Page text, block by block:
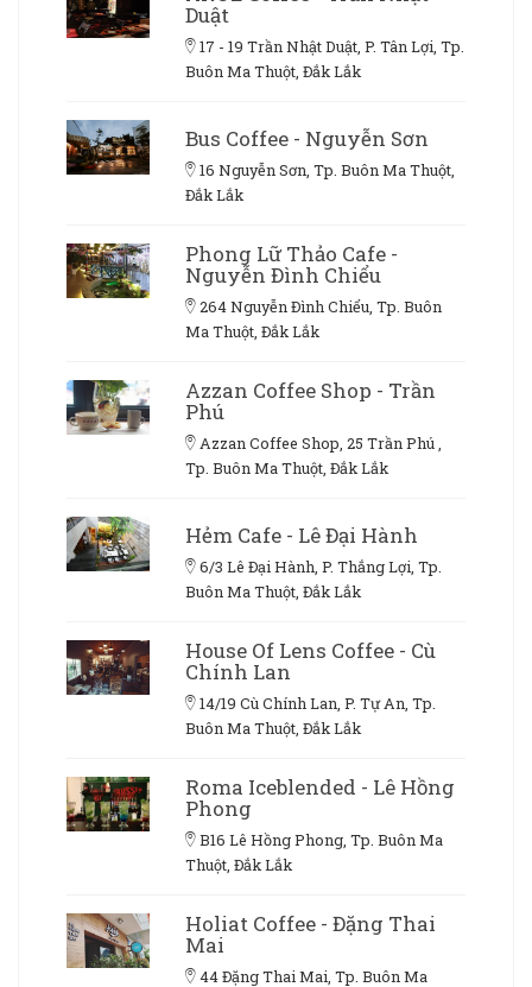
Duật
17 - 19 Trần Nhật Duật, P. Tân Lợi, Tp.
Buôn Ma Thuột, Đắk Lắk
Bus Coffee - Nguyễn Sơn
16 Nguyễn Sơn, Tp. Buôn Ma Thuột,
Đắk Lắk
Phong Lữ Thảo Cafe -
Nguyễn Đình Chiểu
264 Nguyễn Đình Chiểu, Tp. Buôn
Ma Thuột, Đắk Lắk
Azzan Coffee Shop - Trần
Phú
Azzan Coffee Shop, 25 Trần Phú ,
Tp. Buôn Ma Thuột, Đắk Lắk
Hẻm Cafe - Lê Đại Hành
6/3 Lê Đại Hành, P. Thắng Lợi, Tp.
Buôn Ma Thuột, Đắk Lắk
House Of Lens Coffee - Cù
Chính Lan
14/19 Cù Chính Lan, P. Tự An, Tp.
Buôn Ma Thuột, Đắk Lắk
Roma Iceblended - Lê Hồng
Phong
B16 Lê Hồng Phong, Tp. Buôn Ma
Thuột, Đắk Lắk
Holiat Coffee - Đặng Thai
Mai
44 Đặng Thai Mai, Tp. Buôn Ma